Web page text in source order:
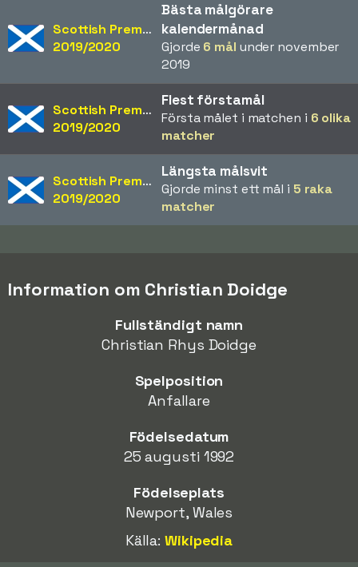
Scottish Premiership
2019/2020
Bästa målgörare
kalendermånad
Gjorde 6 mål under november
2019
Scottish Premiership
2019/2020
Flest förstamål
Första målet i matchen i 6 olika
matcher
Scottish Premiership
2019/2020
Längsta målsvit
Gjorde minst ett mål i 5 raka
matcher
Information om Christian Doidge
Fullständigt namn
Christian Rhys Doidge
Spelposition
Anfallare
Födelsedatum
25 augusti 1992
Födelseplats
Newport, Wales
Källa:Wikipedia